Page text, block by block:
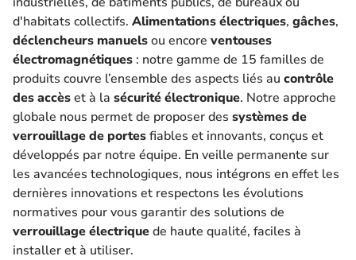
d'habitats collectifs. Alimentations électriques, gâches,
déclencheurs manuelsou encore ventouses
électromagnétiques : notre gamme de 15 familles de
produits couvre l’ensemble des aspects liés au contrôle
des accèset à la sécurité électronique. Notre approche
globale nous permet de proposer des systèmes de
verrouillage de portesfiables et innovants, conçus et
développés par notre équipe. En veille permanente sur
les avancées technologiques, nous intégrons en effet les
dernières innovations et respectons les évolutions
normatives pour vous garantir des solutions de
verrouillage électriquede haute qualité, faciles à
installer et à utiliser.